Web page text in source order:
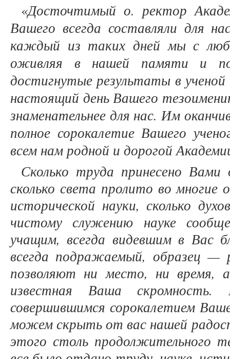
«Досточтимый о. ректор
Вашего всегда составляли для
каждый из таких дней мы с
оживляя в нашей памяти и
достигнутые результаты в
настоящий день Вашего
знаменательнее для нас. Им
полное сорокалетие Вашего
всем нам родной и дорогой
Сколько труда принесено Вами
сколько света пролито во многие
исторической науки, сколько
чистому служению науке
учащим, всегда видевшим в Вас
всегда подражаемый, образец —
позволяют ни место, ни время,
известная Ваша
совершившимся сорокалетием
можем скрыть от вас нашей
этого столь продолжительного